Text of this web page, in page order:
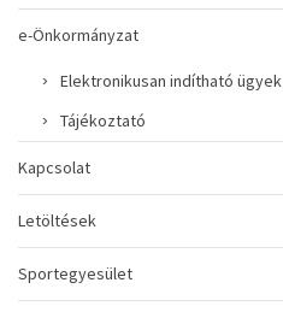
e-Önkormányzat
Elektronikusan indítható ügyek
Tájékoztató
Kapcsolat
Letöltések
Sportegyesület